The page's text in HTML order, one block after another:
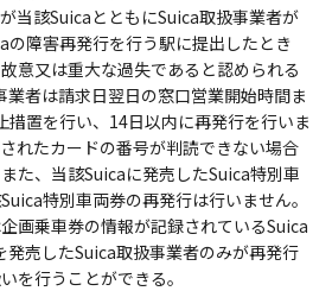
当該SuicaとともにSuica取扱事業者が
の障害再発行を行う駅に提出したとき
意又は重大な過失であると認められる
者は請求日翌日の窓口営業開始時間ま
措置を行い、14日以内に再発行を行いま
れたカードの番号が判読できない場合
た、当該Suicaに発売したSuica特別車
特別車両券の再発行は行いません。
画乗車券の情報が記録されているSuica
発売したSuica取扱事業者のみが再発行
を行うことができる。